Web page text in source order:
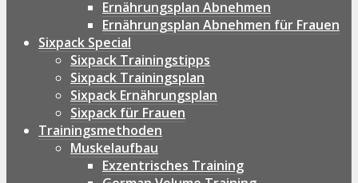
Ernährungsplan Abnehmen
Ernährungsplan Abnehmen für Frauen
Sixpack Special
Sixpack Trainingstipps
Sixpack Trainingsplan
Sixpack Ernährungsplan
Sixpack für Frauen
Trainingsmethoden
Muskelaufbau
Exzentrisches Training